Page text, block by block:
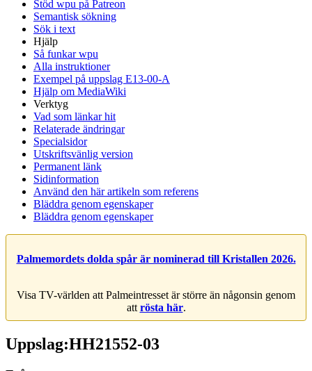
Stöd wpu på Patreon
Semantisk sökning
Sök i text
Hjälp
Så funkar wpu
Alla instruktioner
Exempel på uppslag E13-00-A
Hjälp om MediaWiki
Verktyg
Vad som länkar hit
Relaterade ändringar
Specialsidor
Utskriftsvänlig version
Permanent länk
Sidinformation
Använd den här artikeln som referens
Bläddra genom egenskaper
Bläddra genom egenskaper
Palmemordets dolda spår är nominerad till Kristallen 2026.
Visa TV-världen att Palmeintresset är större än någonsin genom
att rösta här.
Uppslag:HH21552-03